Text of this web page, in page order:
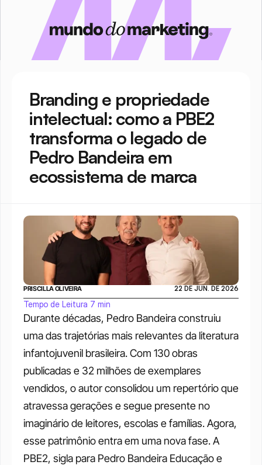
Branding e propriedade
intelectual: como a PBE2
transforma o legado de
Pedro Bandeira em
ecossistema de marca
Durante décadas, Pedro Bandeira construiu
uma das trajetórias mais relevantes da literatura
infantojuvenil brasileira. Com 130 obras
publicadas e 32 milhões de exemplares
vendidos, o autor consolidou um repertório que
atravessa gerações e segue presente no
imaginário de leitores, escolas e famílias. Agora,
esse patrimônio entra em uma nova fase. A
PBE2, sigla para Pedro Bandeira Educação e
PRISCILLA OLIVEIRA 22 DE JUN. DE 2026
Tempo de Leitura 7 min